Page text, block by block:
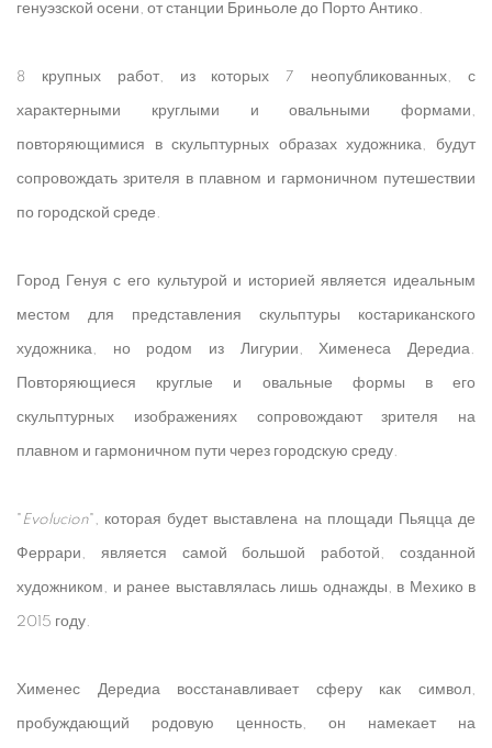
генуэзской осени, от станции Бриньоле до Порто Антико.
8 крупных работ, из которых 7 неопубликованных, с
характерными круглыми и овальными формами,
повторяющимися в скульптурных образах художника, будут
сопровождать зрителя в плавном и гармоничном путешествии
по городской среде.
Город Генуя с его культурой и историей является идеальным
местом для представления скульптуры костариканского
художника, но родом из Лигурии, Хименеса Дередиа.
Повторяющиеся круглые и овальные формы в его
скульптурных изображениях сопровождают зрителя на
плавном и гармоничном пути через городскую среду.
"Evolucion", которая будет выставлена на площади Пьяцца де
Феррари, является самой большой работой, созданной
художником, и ранее выставлялась лишь однажды, в Мехико в
2015 году.
Хименес Дередиа восстанавливает сферу как символ,
пробуждающий родовую ценность, он намекает на